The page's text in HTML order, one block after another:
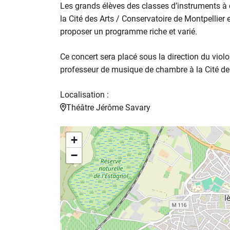
Les grands élèves des classes d’instruments
la Cité des Arts / Conservatoire de Montpellier
proposer un programme riche et varié.
Ce concert sera placé sous la direction du
professeur de musique de chambre à la Cité
Localisation :
Théâtre Jérôme Savary
+
−